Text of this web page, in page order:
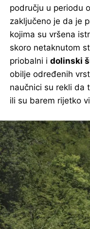
području u periodu
zaključeno je da je
kojima su vršena
skoro netaknutom
priobalni i dolinski
obilje određenih
naučnici su rekli da
ili su barem rijetko